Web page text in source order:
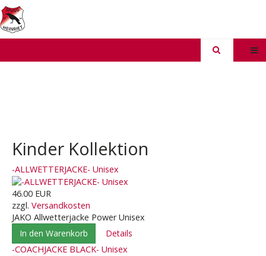
Kinder Kollektion
-ALLWETTERJACKE- Unisex
46.00 EUR
zzgl. Versandkosten
JAKO Allwetterjacke Power Unisex
In den Warenkorb
Details
-COACHJACKE BLACK- Unisex